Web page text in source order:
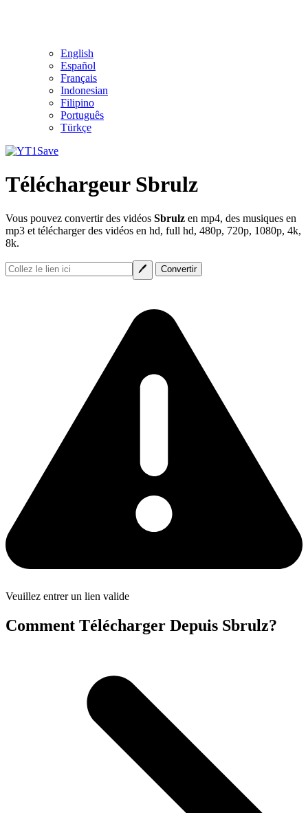
English
Español
Français
Indonesian
Filipino
Português
Türkçe
Téléchargeur Sbrulz
Vous pouvez convertir des vidéos Sbrulz en mp4, des musiques en
mp3 et télécharger des vidéos en hd, full hd, 480p, 720p, 1080p, 4k,
8k.
Veuillez entrer un lien valide
Comment Télécharger Depuis Sbrulz?